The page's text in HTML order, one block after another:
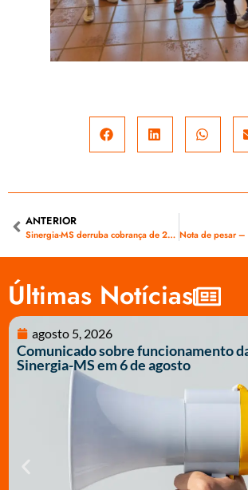
ANTERIOR
Sinergia-MS derruba cobrança de 20% no plano de saúde da Energisa, mas a luta continua
Últimas Notícias
agosto 5, 2026
Comunicado sobre funcionamento
Sinergia-MS em 6 de agosto